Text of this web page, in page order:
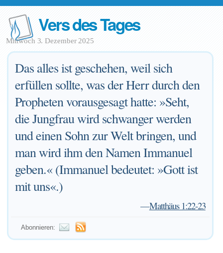
Vers des Tages
Mittwoch 3. Dezember 2025
Das alles ist geschehen, weil sich
erfüllen sollte, was der Herr durch den
Propheten vorausgesagt hatte: »Seht,
die Jungfrau wird schwanger werden
und einen Sohn zur Welt bringen, und
man wird ihm den Namen Immanuel
geben.« (Immanuel bedeutet: »Gott ist
mit uns«.)
—Matthäus 1:22-23
Abonnieren: